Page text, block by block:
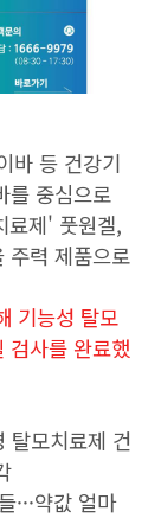
바 등 건강기
를 중심으로
료제' 풋원겔,
주력 제품으로
기능성 탈모
검사를 완료했
모치료제 건
약값 얼마